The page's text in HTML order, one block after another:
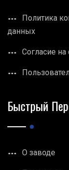
Политика
данных
Согласие
Быстрый
О заводе